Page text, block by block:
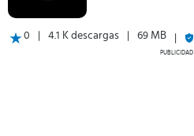
0 4.1 K descargas 69 MB
PUBLICIDAD